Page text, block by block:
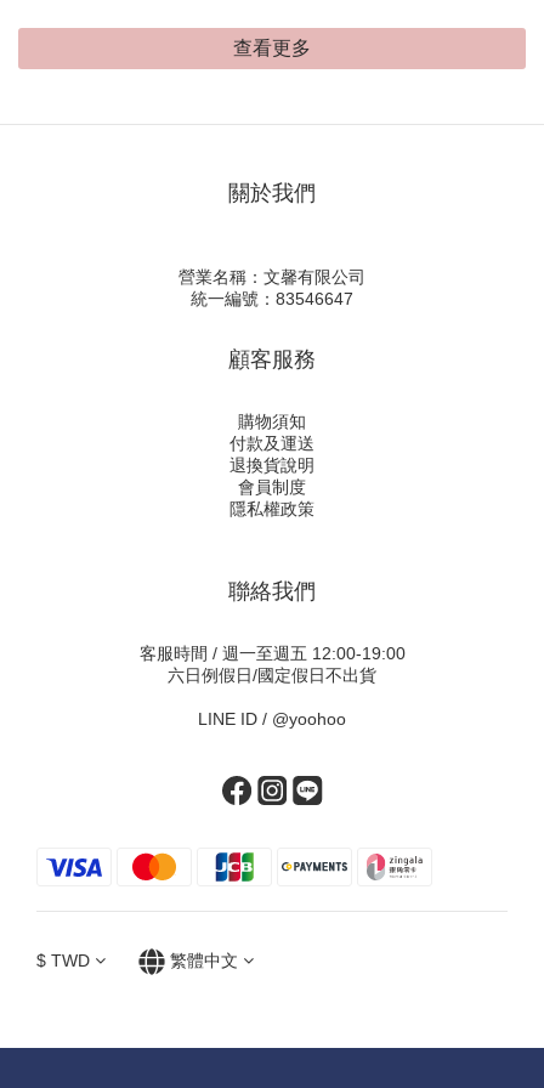
查看更多
關於我們
營業名稱：文馨有限公司
統一編號：83546647
顧客服務
購物須知
付款及運送
退換貨說明
會員制度
隱私權政策
聯絡我們
客服時間 / 週一至週五 12:00-19:00
六日例假日/國定假日不出貨
LINE ID / @yoohoo
$ TWD 繁體中文